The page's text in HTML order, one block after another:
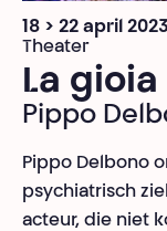
18 > 22 april 2023
Theater
La gioia
Pippo
Pippo Delbono
psychiatrisch
acteur, die niet